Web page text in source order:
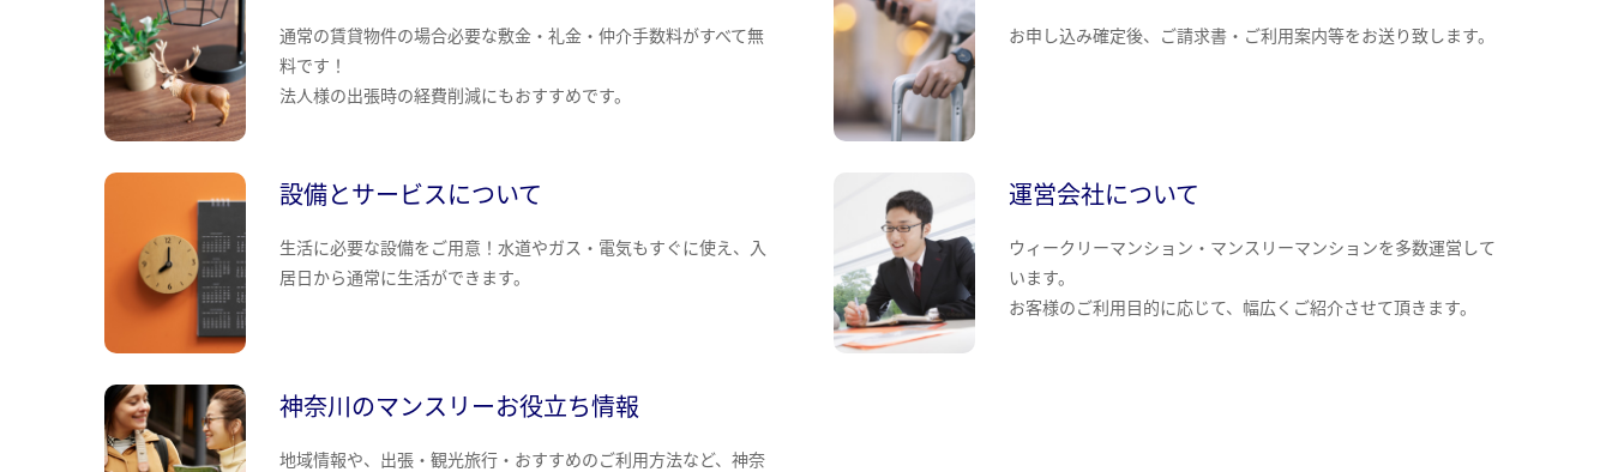
通常の賃貸物件の場合必要な敷金・礼金・仲介手数料がすべて無
料です！
法人様の出張時の経費削減にもおすすめです。
お申し込み確定後、ご請求書・ご利用案内等をお送り致します。
設備とサービスについて
生活に必要な設備をご用意！水道やガス・電気もすぐに使え、入
居日から通常に生活ができます。
運営会社について
ウィークリーマンション・マンスリーマンションを多数運営して
います。
お客様のご利用目的に応じて、幅広くご紹介させて頂きます。
神奈川のマンスリーお役立ち情報
地域情報や、出張・観光旅行・おすすめのご利用方法など、神奈